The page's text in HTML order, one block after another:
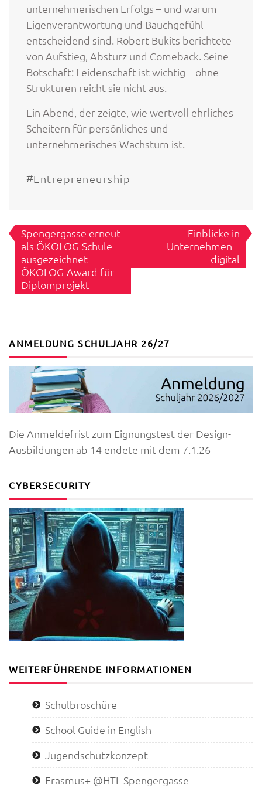
unternehmerischen Erfolgs – und warum
Eigenverantwortung und Bauchgefühl
entscheidend sind. Robert Bukits berichtete
von Aufstieg, Absturz und Comeback. Seine
Botschaft: Leidenschaft ist wichtig – ohne
Strukturen reicht sie nicht aus.
Ein Abend, der zeigte, wie wertvoll ehrliches
Scheitern für persönliches und
unternehmerisches Wachstum ist.
#Entrepreneurship
Spengergasse erneut
als ÖKOLOG-Schule
ausgezeichnet –
ÖKOLOG-Award für
Diplomprojekt
Einblicke in
Unternehmen –
digital
ANMELDUNG SCHULJAHR 26/27
Die Anmeldefrist zum Eignungstest der Design-
Ausbildungen ab 14 endete mit dem 7.1.26
CYBERSECURITY
WEITERFÜHRENDE INFORMATIONEN
Schulbroschüre
School Guide in English
Jugendschutzkonzept
Erasmus+ @HTL Spengergasse